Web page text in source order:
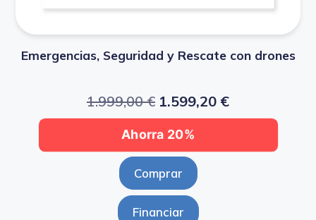
Emergencias, Seguridad y Rescate con drones
1.999,00€ 1.599,20 €
Ahorra 20%
Comprar
Financiar